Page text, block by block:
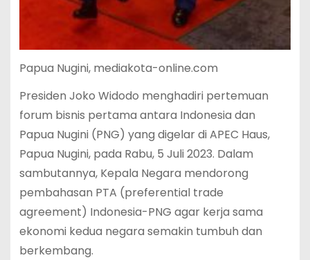
Papua Nugini, mediakota-online.com
Presiden Joko Widodo menghadiri pertemuan
forum bisnis pertama antara Indonesia dan
Papua Nugini (PNG) yang digelar di APEC Haus,
Papua Nugini, pada Rabu, 5 Juli 2023. Dalam
sambutannya, Kepala Negara mendorong
pembahasan PTA (preferential trade
agreement) Indonesia-PNG agar kerja sama
ekonomi kedua negara semakin tumbuh dan
berkembang.